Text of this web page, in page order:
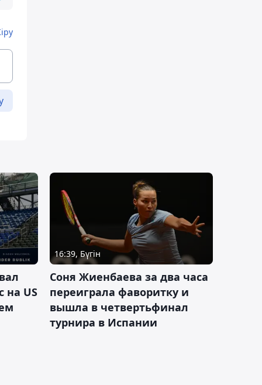
на US
16:39, Бүгін
Соня Жиенбаева за два часа
переиграла фаворитку и
вышла в четвертьфинал
турнира в Испании